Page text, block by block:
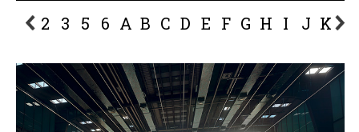
2 3 5 6 A B C D E F G H I J K L